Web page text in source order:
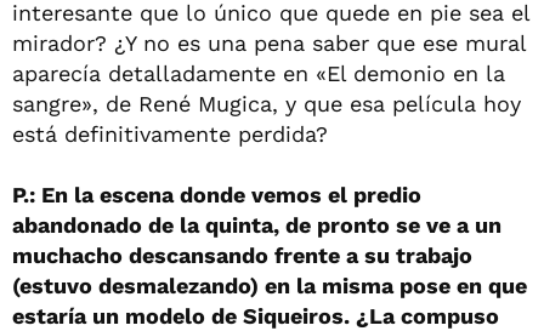
interesante que lo único que quede en pie sea el
mirador? ¿Y no es una pena saber que ese mural
aparecía detalladamente en «El demonio en la
sangre», de René Mugica, y que esa película hoy
está definitivamente perdida?
P.: En la escena donde vemos el predio
abandonado de la quinta, de pronto se ve a un
muchacho descansando frente a su trabajo
(estuvo desmalezando) en la misma pose en que
estaría un modelo de Siqueiros. ¿La compuso